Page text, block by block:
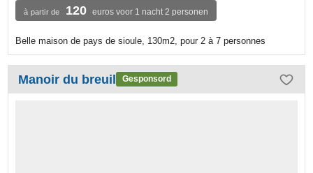
à partir de 120 euros voor 1 nacht 2 personen
Belle maison de pays de sioule, 130m2, pour 2 à 7 personnes
Manoir du breuil Gesponsord